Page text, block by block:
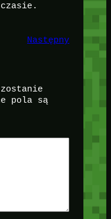
Następny
pola są